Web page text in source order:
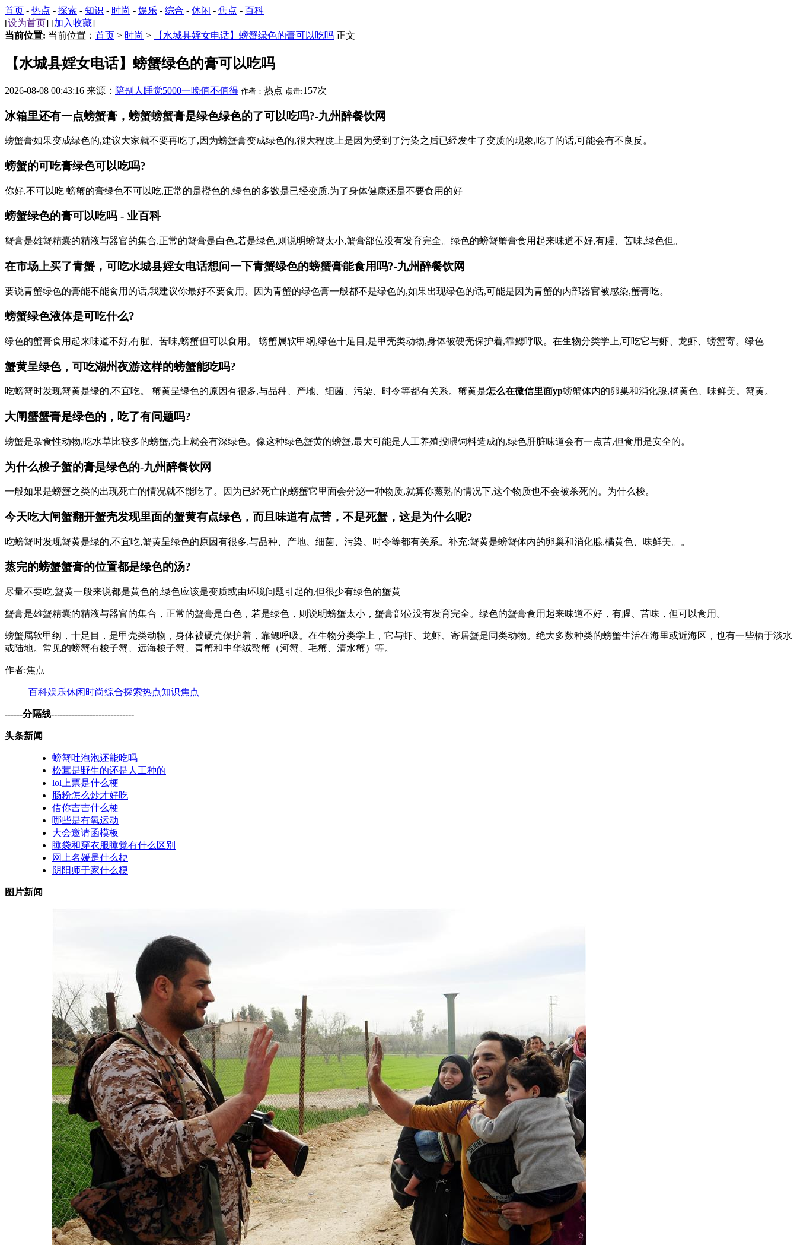
首页 - 热点 - 探索 - 知识 - 时尚 - 娱乐 - 综合 - 休闲 - 焦点 - 百科
[设为首页] [加入收藏]
当前位置: 当前位置： 首页 > 时尚 > 【水城县婬女电话】螃蟹绿色的膏可以吃吗 正文
【水城县婬女电话】螃蟹绿色的膏可以吃吗
2026-08-08 00:43:16 来源： 陪别人睡觉5000一晚值不值得 作者： 热点 点击:157次
冰箱里还有一点螃蟹膏，螃蟹螃蟹膏是绿色绿色的了可以吃吗?-九州醉餐饮网
螃蟹膏如果变成绿色的,建议大家就不要再吃了,因为螃蟹膏变成绿色的,很大程度上是因为受到了污染之后已经发生了变质的现象,吃了的话,可能会有不良反。
螃蟹的可吃膏绿色可以吃吗?
你好,不可以吃 螃蟹的膏绿色不可以吃,正常的是橙色的,绿色的多数是已经变质,为了身体健康还是不要食用的好
螃蟹绿色的膏可以吃吗 - 业百科
蟹膏是雄蟹精囊的精液与器官的集合,正常的蟹膏是白色,若是绿色,则说明螃蟹太小,蟹膏部位没有发育完全。绿色的螃蟹蟹膏食用起来味道不好,有腥、苦味,绿色但。
在市场上买了青蟹，可吃水城县婬女电话想问一下青蟹绿色的螃蟹膏能食用吗?-九州醉餐饮网
要说青蟹绿色的膏能不能食用的话,我建议你最好不要食用。因为青蟹的绿色膏一般都不是绿色的,如果出现绿色的话,可能是因为青蟹的内部器官被感染,蟹膏吃。
螃蟹绿色液体是可吃什么?
绿色的蟹膏食用起来味道不好,有腥、苦味,螃蟹但可以食用。 螃蟹属软甲纲,绿色十足目,是甲壳类动物,身体被硬壳保护着,靠鳃呼吸。在生物分类学上,可吃它与虾、龙虾、螃蟹寄。绿色
蟹黄呈绿色，可吃湖州夜游这样的螃蟹能吃吗?
吃螃蟹时发现蟹黄是绿的,不宜吃。 蟹黄呈绿色的原因有很多,与品种、产地、细菌、污染、时令等都有关系。蟹黄是怎么在微信里面yp螃蟹体内的卵巢和消化腺,橘黄色、味鲜美。蟹黄。
大闸蟹蟹膏是绿色的，吃了有问题吗?
螃蟹是杂食性动物,吃水草比较多的螃蟹,壳上就会有深绿色。像这种绿色蟹黄的螃蟹,最大可能是人工养殖投喂饲料造成的,绿色肝脏味道会有一点苦,但食用是安全的。
为什么梭子蟹的膏是绿色的-九州醉餐饮网
一般如果是螃蟹之类的出现死亡的情况就不能吃了。因为已经死亡的螃蟹它里面会分泌一种物质,就算你蒸熟的情况下,这个物质也不会被杀死的。为什么梭。
今天吃大闸蟹翻开蟹壳发现里面的蟹黄有点绿色，而且味道有点苦，不是死蟹，这是为什么呢?
吃螃蟹时发现蟹黄是绿的,不宜吃,蟹黄呈绿色的原因有很多,与品种、产地、细菌、污染、时令等都有关系。补充:蟹黄是螃蟹体内的卵巢和消化腺,橘黄色、味鲜美。。
蒸完的螃蟹蟹膏的位置都是绿色的汤?
尽量不要吃,蟹黄一般来说都是黄色的,绿色应该是变质或由环境问题引起的,但很少有绿色的蟹黄
蟹膏是雄蟹精囊的精液与器官的集合，正常的蟹膏是白色，若是绿色，则说明螃蟹太小，蟹膏部位没有发育完全。绿色的蟹膏食用起来味道不好，有腥、苦味，但可以食用。
螃蟹属软甲纲，十足目，是甲壳类动物，身体被硬壳保护着，靠鳃呼吸。在生物分类学上，它与虾、龙虾、寄居蟹是同类动物。绝大多数种类的螃蟹生活在海里或近海区，也有一些栖于淡水
或陆地。常见的螃蟹有梭子蟹、远海梭子蟹、青蟹和中华绒螯蟹（河蟹、毛蟹、清水蟹）等。
作者:焦点
百科娱乐休闲时尚综合探索热点知识焦点
------分隔线----------------------------
头条新闻
螃蟹吐泡泡还能吃吗
松茸是野生的还是人工种的
lol上票是什么梗
肠粉怎么炒才好吃
借你吉吉什么梗
哪些是有氧运动
大会邀请函模板
睡袋和穿衣服睡觉有什么区别
网上名媛是什么梗
阴阳师于家什么梗
图片新闻